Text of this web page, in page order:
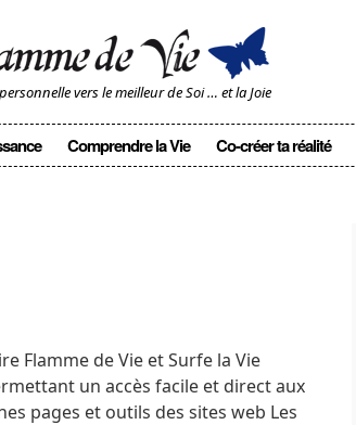
vers le meilleur de Soi … et la Joie
Comprendre la Vie Co-créer ta réalité
Flamme de Vie et Surfe la Vie
un accès facile et direct aux
pages et outils des sites web Les